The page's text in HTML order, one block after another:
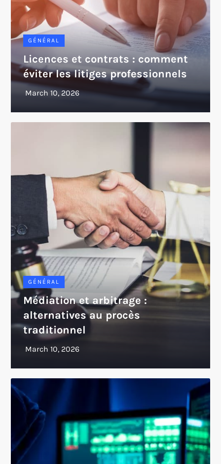
GÉNÉRAL
Licences et contrats : comment
éviter les litiges professionnels
GÉNÉRAL
Médiation et arbitrage :
alternatives au procès
traditionnel